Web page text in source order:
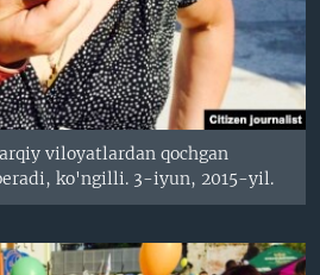
viloyatlardan qochgan
ko'ngilli. 3-iyun, 2015-yil.